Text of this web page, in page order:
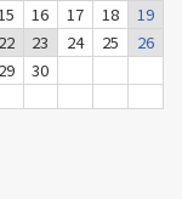
16 17 18
19
22 23 24 25
26
29 30